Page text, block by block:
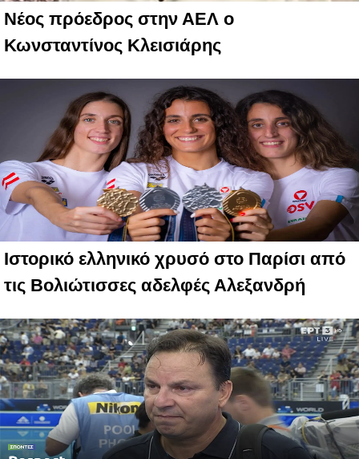
Νέος πρόεδρος στην ΑΕΛ ο
Κωνσταντίνος Κλεισιάρης
Ιστορικό ελληνικό χρυσό στο Παρίσι από
τις Βολιώτισσες αδελφές Αλεξανδρή